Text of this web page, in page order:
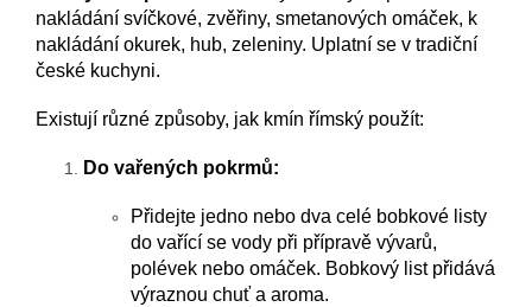
nakládání svíčkové, zvěřiny, smetanových omáček, k
nakládání okurek, hub, zeleniny. Uplatní se v tradiční
české kuchyni.
Existují různé způsoby, jak kmín římský použít:
Do vařených pokrmů:
Přidejte jedno nebo dva celé bobkové listy
do vařící se vody při přípravě vývarů,
polévek nebo omáček. Bobkový list přidává
výraznou chuť a aroma.